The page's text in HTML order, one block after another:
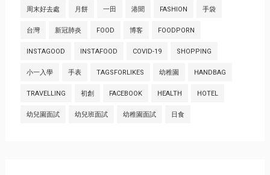
周末好去處 月餅 一田 港聞 FASHION 手袋
台灣 新冠肺炎 FOOD 博客 FOODPORN
INSTAGOOD INSTAFOOD COVID-19 SHOPPING
小一入學 手表 TAGSFORLIKES 幼稚園 HANDBAG
TRAVELLING 初創 FACEBOOK HEALTH HOTEL
幼兒園面試 幼兒班面試 幼稚園面試 日食